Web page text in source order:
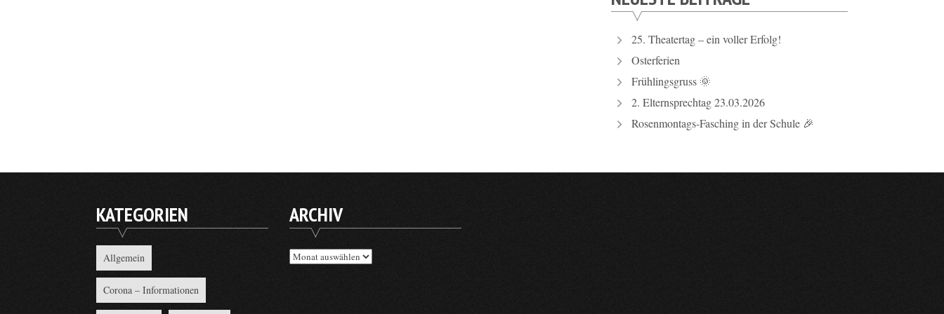
25. Theatertag – ein voller Erfolg!
Osterferien
Frühlingsgruss 🌞
2. Elternsprechtag 23.03.2026
Rosenmontags-Fasching in der Schule 🎉
KATEGORIEN
Allgemein
Corona – Informationen
ARCHIV
Archiv